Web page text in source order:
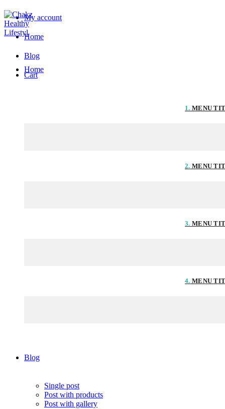
My account
Home
Blog
Cart
Home
1. MENU
2. MENU
3. MENU
4. MENU
Blog
Single post
Post with products
Post with gallery